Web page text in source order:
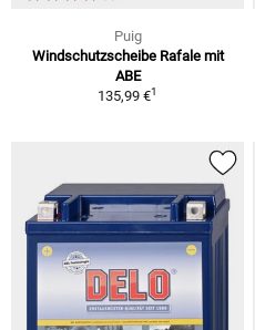
Puig
Windschutzscheibe Rafale mit
ABE
135,99 €1